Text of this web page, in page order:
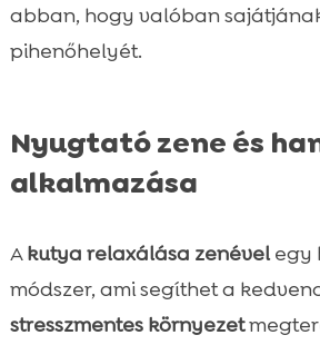
abban, hogy valóban
pihenőhelyét.
Nyugtató zene és
alkalmazása
Akutya relaxálása zenévelegy
módszer, ami segíthet a
stresszmentes környezet